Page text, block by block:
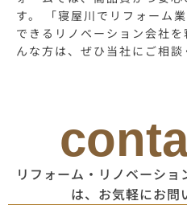
す。 「寝屋川でリフォーム
できるリノベーション会社
んな方は、ぜひ当社にご相談
リフォーム・リノベーシ
は、お気軽にお問